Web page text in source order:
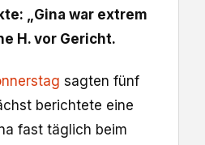
„Gina war extrem
H. vor Gericht.
sagten fünf
berichtete eine
fast täglich beim